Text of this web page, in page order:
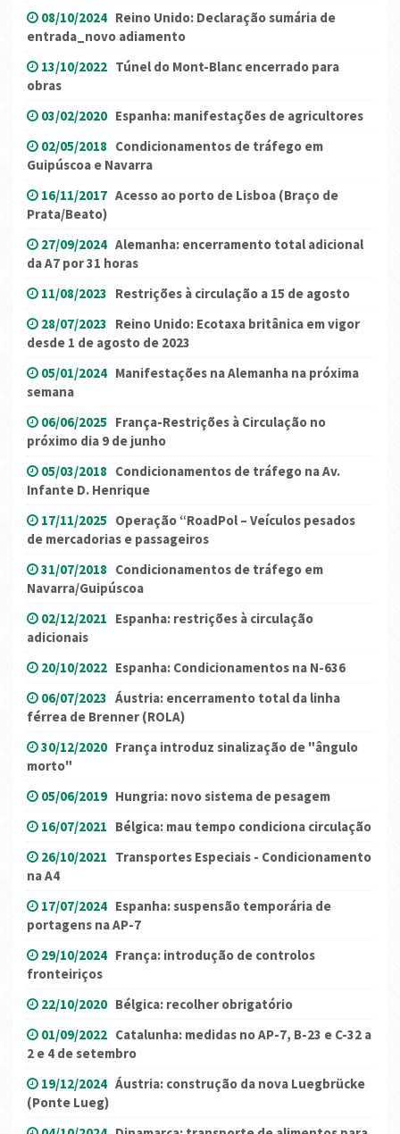
08/10/2024 Reino Unido: Declaração sumária de
entrada_novo adiamento
13/10/2022 Túnel do Mont-Blanc encerrado para
obras
03/02/2020 Espanha: manifestações de agricultores
02/05/2018 Condicionamentos de tráfego em
Guipúscoa e Navarra
16/11/2017 Acesso ao porto de Lisboa (Braço de
Prata/Beato)
27/09/2024 Alemanha: encerramento total adicional
da A7 por 31 horas
11/08/2023 Restrições à circulação a 15 de agosto
28/07/2023 Reino Unido: Ecotaxa britânica em vigor
desde 1 de agosto de 2023
05/01/2024 Manifestações na Alemanha na próxima
semana
06/06/2025 França-Restrições à Circulação no
próximo dia 9 de junho
05/03/2018 Condicionamentos de tráfego na Av.
Infante D. Henrique
17/11/2025 Operação “RoadPol – Veículos pesados
de mercadorias e passageiros
31/07/2018 Condicionamentos de tráfego em
Navarra/Guipúscoa
02/12/2021 Espanha: restrições à circulação
adicionais
20/10/2022 Espanha: Condicionamentos na N-636
06/07/2023 Áustria: encerramento total da linha
férrea de Brenner (ROLA)
30/12/2020 França introduz sinalização de "ângulo
morto"
05/06/2019 Hungria: novo sistema de pesagem
16/07/2021 Bélgica: mau tempo condiciona circulação
26/10/2021 Transportes Especiais - Condicionamento
na A4
17/07/2024 Espanha: suspensão temporária de
portagens na AP-7
29/10/2024 França: introdução de controlos
fronteiriços
22/10/2020 Bélgica: recolher obrigatório
01/09/2022 Catalunha: medidas no AP-7, B-23 e C-32 a
2 e 4 de setembro
19/12/2024 Áustria: construção da nova Luegbrücke
(Ponte Lueg)